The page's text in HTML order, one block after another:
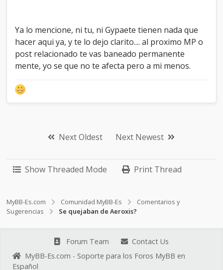
Ya lo mencione, ni tu, ni Gypaete tienen nada que
hacer aqui ya, y te lo dejo clarito.... al proximo MP o
post relacionado te vas baneado permanente
mente, yo se que no te afecta pero a mi menos.
Next Oldest Next Newest
Show Threaded Mode Print Thread
MyBB-Es.com Comunidad MyBB-Es
Comentarios y
Sugerencias
Se quejaban de Aeroxis?
Forum Team
Contact Us
MyBB-Es.com - Soporte para los Foros MyBB en
Español